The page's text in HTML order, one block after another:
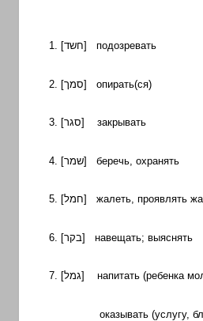
1. [חשד] подозревать
2. [סמך] опирать(ся)
3. [סגר] закрывать
4. [שמר] беречь, охранять
5. [חמל] жалеть, проявлять
6. [בקר] навещать; выяснять
7. [גמל] напитать (ребенка
оказывать(услугу,